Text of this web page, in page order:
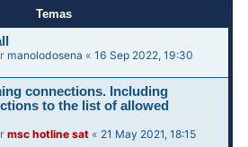
Temas
manolodosena «16 Sep 2022, 19:30
connections. Including
to the list of allowed
msc hotline sat « 21 May 2021, 18:15